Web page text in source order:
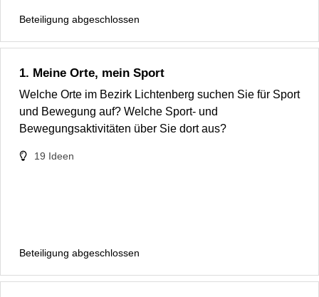
Beteiligung abgeschlossen
1. Meine Orte, mein Sport
Welche Orte im Bezirk Lichtenberg suchen Sie für Sport
und Bewegung auf? Welche Sport- und
Bewegungsaktivitäten über Sie dort aus?
19 Ideen
Beteiligung abgeschlossen